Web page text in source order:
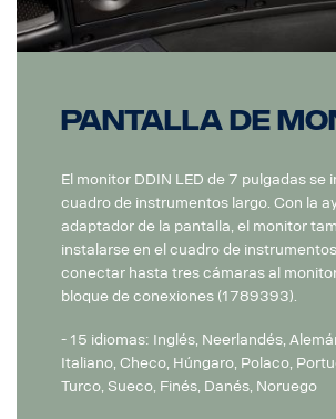
Pantalla de
El monitor DDIN LED de 7 pulgadas se
cuadro de instrumentos largo. Con la
adaptador de la pantalla, el monitor
instalarse en el cuadro de
conectar hasta tres cámaras al
bloque de conexiones (1789393).
- 15 idiomas: Inglés, Neerlandés,
Italiano, Checo, Húngaro, Polaco,
Turco, Sueco, Finés, Danés, Noruego